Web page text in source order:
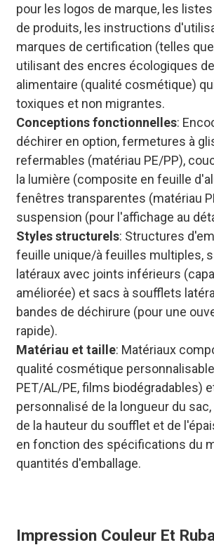
pour les logos de marque, les
de produits, les instructions
marques de certification (telles que
utilisant des encres écologiques
alimentaire (qualité cosmétique)
toxiques et non migrantes.
Conceptions fonctionnelles:
déchirer en option, fermetures à
refermables (matériau PE/PP),
la lumière (composite en feuille
fenêtres transparentes (matériau
suspension (pour l'affichage au
Styles structurels: Structures
feuille unique/à feuilles multiples,
latéraux avec joints inférieurs
améliorée) et sacs à soufflets
bandes de déchirure (pour une
rapide).
Matériau et taille: Matériaux
qualité cosmétique
PET/AL/PE, films biodégradables)
personnalisé de la longueur du sac,
de la hauteur du soufflet et de
en fonction des spécifications du
quantités d'emballage.
Impression Couleur Et